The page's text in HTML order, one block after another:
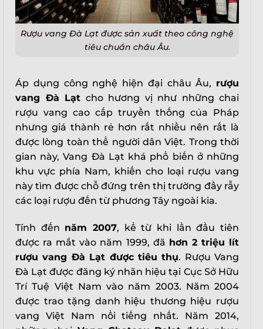
Rượu vang Đà Lạt được sản xuất theo công nghệ
tiêu chuẩn châu Âu.
Áp dụng công nghệ hiện đại châu Âu, rượu
vang Đà Lạt cho hương vị như những chai
rượu vang cao cấp truyền thống của Pháp
nhưng giá thành rẻ hơn rất nhiều nên rất là
được lòng toàn thể người dân Việt. Trong thời
gian này, Vang Đà Lạt khá phổ biến ở những
khu vực phía Nam, khiến cho loại rượu vang
này tìm được chỗ đứng trên thị trường đầy rẫy
các loại rượu đến từ phương Tây ngoài kia.
Tính đến năm 2007, kể từ khi lần đầu tiên
được ra mắt vào năm 1999, đã hơn 2 triệu lít
rượu vang Đà Lạt được tiêu thụ. Rượu Vang
Đà Lạt được đăng ký nhãn hiệu tại Cục Sở Hữu
Trí Tuệ Việt Nam vào năm 2003. Năm 2004
được trao tặng danh hiệu thương hiệu rượu
vang Việt Nam nổi tiếng nhất. Năm 2014,